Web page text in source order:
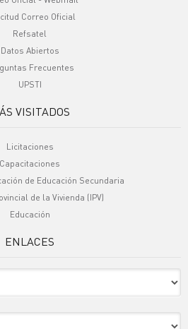
Correo Oficial
Refsatel
Datos Abiertos
Frecuentes
UPSTI
VISITADOS
Licitaciones
Capacitaciones
de Educación Secundaria
de la Vivienda (IPV)
Educación
ENLACES